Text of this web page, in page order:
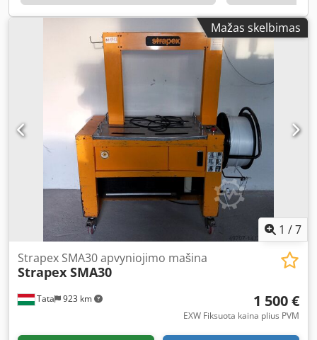
Skirta Europaletėms (½ ir 1/1) tvarkyti, kurių maksimalus
aukštis siekia 2 150 mm. Techniniai duomenys -
Gamintojas: Strapex - Modelis: Endra HC2T - Mašinos tipas:
padėklų apraišymo ir apvyniojimo sistema (su sukamuoju
stalu) - Pagaminimo metai: 2009 - Apraišymo tipas:
horizontalus apraišymas - Apvyniojimo tipas: tampriuoju
vyniojimu ant sukamąjo stalo - Padėklų tipai: Europadėklas
½ ir 1/1 Dwodpszf Ic Isfx Aggja - Maks. padėklo aukštis:
apie 2 150 mm - Valdymo sistema: Siemens S7 Įranga -
Integruotas horizontalus apraišymo modulis - Sukamojo
stalo apvyniojimo sistema - Padėklų transportavimo
sistema - Saugos aptvėrimas - HMI valdymo sąsaja -
Pneumatiniai komponentai apraišymui ir tvarkymui
Mažas skelbimas
1 /7
Tata 923 km
Strapex SMA30 apvyniojimo mašina
Strapex SMA30
1 500 €
EXW Fiksuota kaina plius PVM